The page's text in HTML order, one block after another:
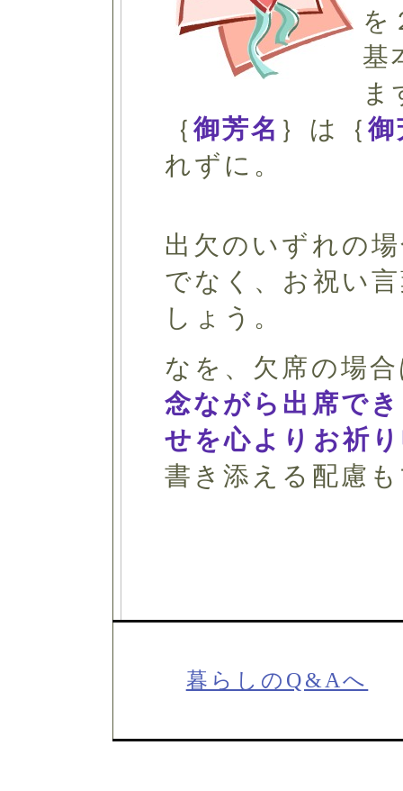
を
基
ま
｛ 御芳名 ｝は｛ 御
れずに。
出欠のいずれの
でなく、お祝い
しょう。
なを、欠席の場
念ながら出席で
せを心よりお祈
書き添える配慮
暮らしのQ&Aへ